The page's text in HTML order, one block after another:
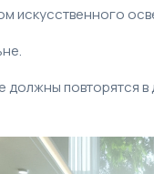
искусственного
повторятся